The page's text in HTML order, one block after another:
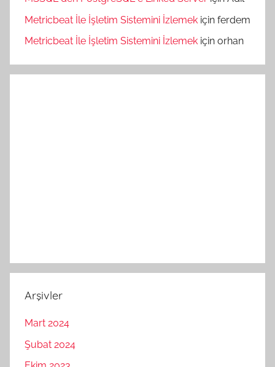
Metricbeat İle İşletim Sistemini İzlemek için ferdem
Metricbeat İle İşletim Sistemini İzlemek için orhan
Arşivler
Mart 2024
Şubat 2024